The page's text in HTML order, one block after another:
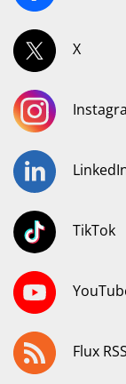
X
TikTok
Flux RSS